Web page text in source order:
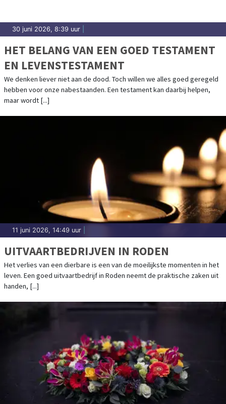
30 juni 2026, 8:39 uur
HET BELANG VAN EEN GOED TESTAMENT
EN LEVENSTESTAMENT
We denken liever niet aan de dood. Toch willen we alles goed geregeld
hebben voor onze nabestaanden. Een testament kan daarbij helpen,
maar wordt [...]
11 juni 2026, 14:49 uur
UITVAARTBEDRIJVEN IN RODEN
Het verlies van een dierbare is een van de moeilijkste momenten in het
leven. Een goed uitvaartbedrijf in Roden neemt de praktische zaken uit
handen, [...]